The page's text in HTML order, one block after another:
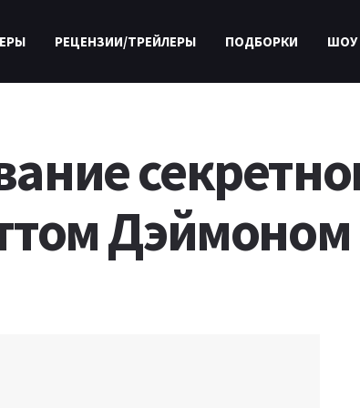
РЕЦЕНЗИИ/ТРЕЙЛЕРЫ ПОДБОРКИ ШОУ
Дэймоном